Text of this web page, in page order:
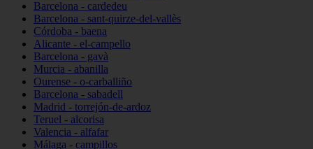
Barcelona - cardedeu
Barcelona - sant-quirze-del-vallès
Córdoba - baena
Alicante - el-campello
Barcelona - gavà
Murcia - abanilla
Ourense - o-carballiño
Barcelona - sabadell
Madrid - torrejón-de-ardoz
Teruel - alcorisa
Valencia - alfafar
Málaga - campillos